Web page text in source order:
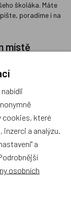
školáka. Máte
poradíme i na
místě
přísnými měřítky
i na dálku
(zjevná
vyřídíme i na
na náš email a
se snažíme šetřit
protože
nereklamují.
cookies, které
a analýzu.
a
osobních